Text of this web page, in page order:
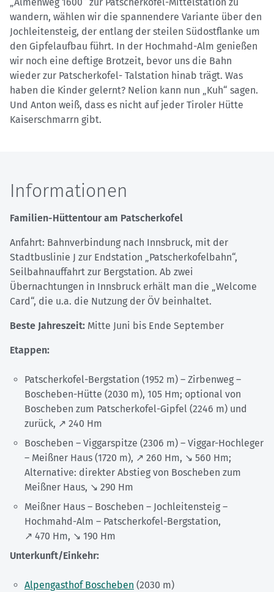
„Almenweg 1600“ zur Patscherkofel-Mittelstation zu
wandern, wählen wir die spannendere Variante über den
Jochleitensteig, der entlang der steilen Südostflanke um
den Gipfelaufbau führt. In der Hochmahd-Alm genießen
wir noch eine deftige Brotzeit, bevor uns die Bahn
wieder zur Patscherkofel- Talstation hinab trägt. Was
haben die Kinder gelernt? Nelion kann nun „Kuh“ sagen.
Und Anton weiß, dass es nicht auf jeder Tiroler Hütte
Kaiserschmarrn gibt.
Informationen
Familien-Hüttentour am Patscherkofel
Anfahrt: Bahnverbindung nach Innsbruck, mit der
Stadtbuslinie J zur Endstation „Patscherkofelbahn“,
Seilbahnauffahrt zur Bergstation. Ab zwei
Übernachtungen in Innsbruck erhält man die „Welcome
Card“, die u.a. die Nutzung der ÖV beinhaltet.
Beste Jahreszeit: Mitte Juni bis Ende September
Etappen:
Patscherkofel-Bergstation (1952 m) – Zirbenweg –
Boscheben-Hütte (2030 m), 105 Hm; optional von
Boscheben zum Patscherkofel-Gipfel (2246 m) und
zurück, ↗ 240 Hm
Boscheben – Viggarspitze (2306 m) – Viggar-Hochleger
– Meißner Haus (1720 m), ↗ 260 Hm, ↘ 560 Hm;
Alternative: direkter Abstieg von Boscheben zum
Meißner Haus, ↘ 290 Hm
Meißner Haus – Boscheben – Jochleitensteig –
Hochmahd-Alm – Patscherkofel-Bergstation,
↗ 470 Hm, ↘ 190 Hm
Unterkunft/Einkehr:
Alpengasthof Boscheben (2030 m)